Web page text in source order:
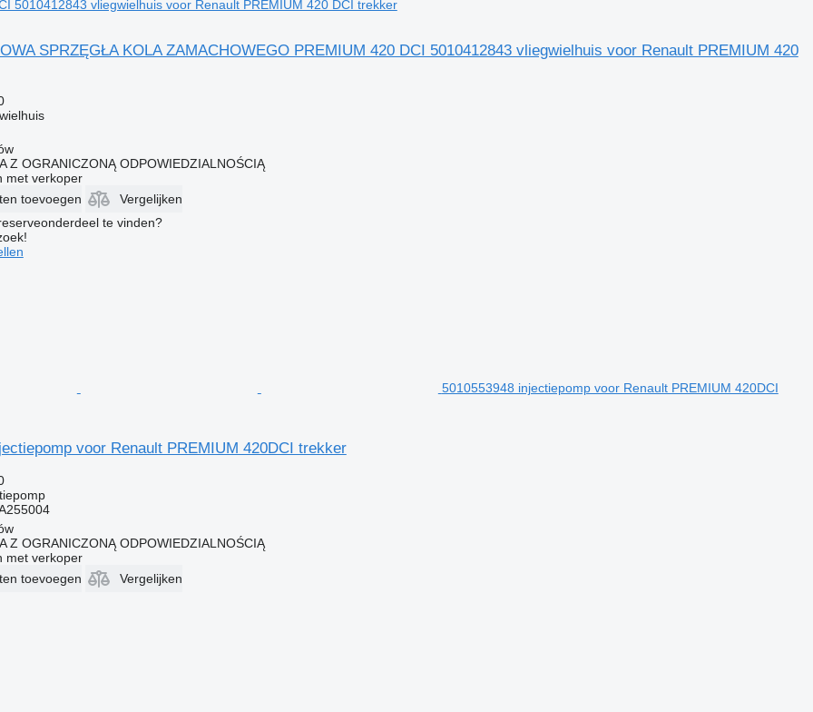
5010412843 vliegwielhuis voor Renault PREMIUM 420 DCI trekker
SPRZĘGŁA KOLA ZAMACHOWEGO PREMIUM 420 DCI 5010412843 vliegwielhuis voor Renault PREMIUM 420
Z OGRANICZONĄ ODPOWIEDZIALNOŚCIĄ
met verkoper
toevoegen
Vergelijken
te vinden?
5010553948 injectiepomp voor Renault PREMIUM 420DCI
voor Renault PREMIUM 420DCI trekker
Z OGRANICZONĄ ODPOWIEDZIALNOŚCIĄ
met verkoper
toevoegen
Vergelijken